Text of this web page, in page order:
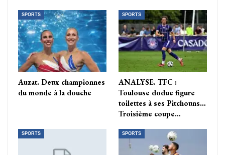
SPORTS
Auzat. Deux championnes
du monde à la douche
SPORTS
ANALYSE. TFC :
Toulouse dodue figure
toilettes à ses Pitchouns…
Troisième coupe…
SPORTS SPORTS